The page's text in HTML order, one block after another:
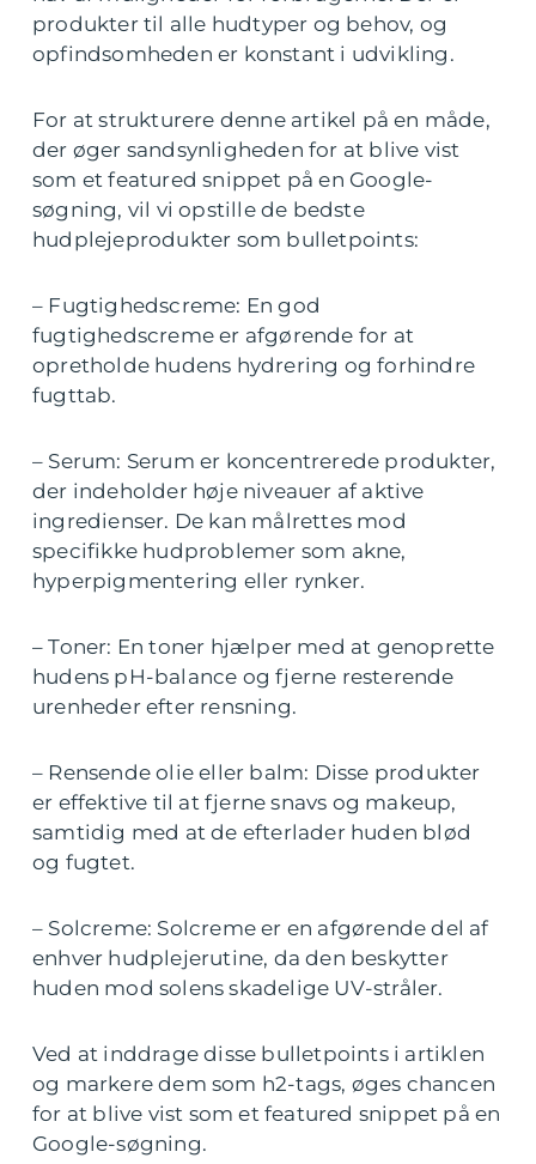
produkter til alle hudtyper og behov, og
opfindsomheden er konstant i udvikling.
For at strukturere denne artikel på en måde,
der øger sandsynligheden for at blive vist
som et featured snippet på en Google-
søgning, vil vi opstille de bedste
hudplejeprodukter som bulletpoints:
– Fugtighedscreme: En god
fugtighedscreme er afgørende for at
opretholde hudens hydrering og forhindre
fugttab.
– Serum: Serum er koncentrerede produkter,
der indeholder høje niveauer af aktive
ingredienser. De kan målrettes mod
specifikke hudproblemer som akne,
hyperpigmentering eller rynker.
– Toner: En toner hjælper med at genoprette
hudens pH-balance og fjerne resterende
urenheder efter rensning.
– Rensende olie eller balm: Disse produkter
er effektive til at fjerne snavs og makeup,
samtidig med at de efterlader huden blød
og fugtet.
– Solcreme: Solcreme er en afgørende del af
enhver hudplejerutine, da den beskytter
huden mod solens skadelige UV-stråler.
Ved at inddrage disse bulletpoints i artiklen
og markere dem som h2-tags, øges chancen
for at blive vist som et featured snippet på en
Google-søgning.